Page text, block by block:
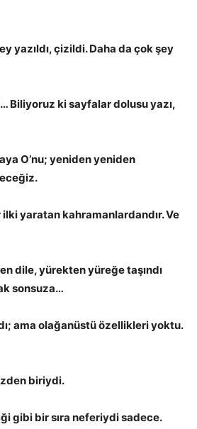
yazıldı, çizildi. Daha da çok şey
Biliyoruz ki sayfalar dolusu yazı,
O’nu; yeniden yeniden
yaratan kahramanlardandır. Ve
dile, yürekten yüreğe taşındı
sonsuza…
ama olağanüstü özellikleri yoktu.
biriydi.
gibi bir sıra neferiydi sadece.